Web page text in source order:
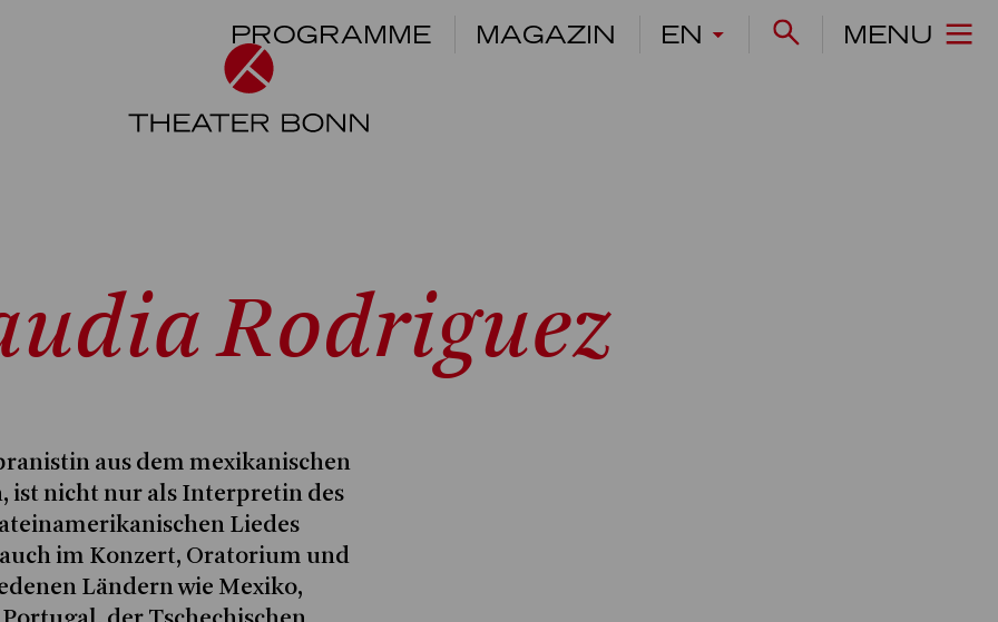
PROGRAMME MAGAZIN EN MENU
Rodriguez
aus dem mexikanischen
ist nicht nur als Interpretin des
Liedes
im Konzert, Oratorium und
Ländern wie Mexiko,